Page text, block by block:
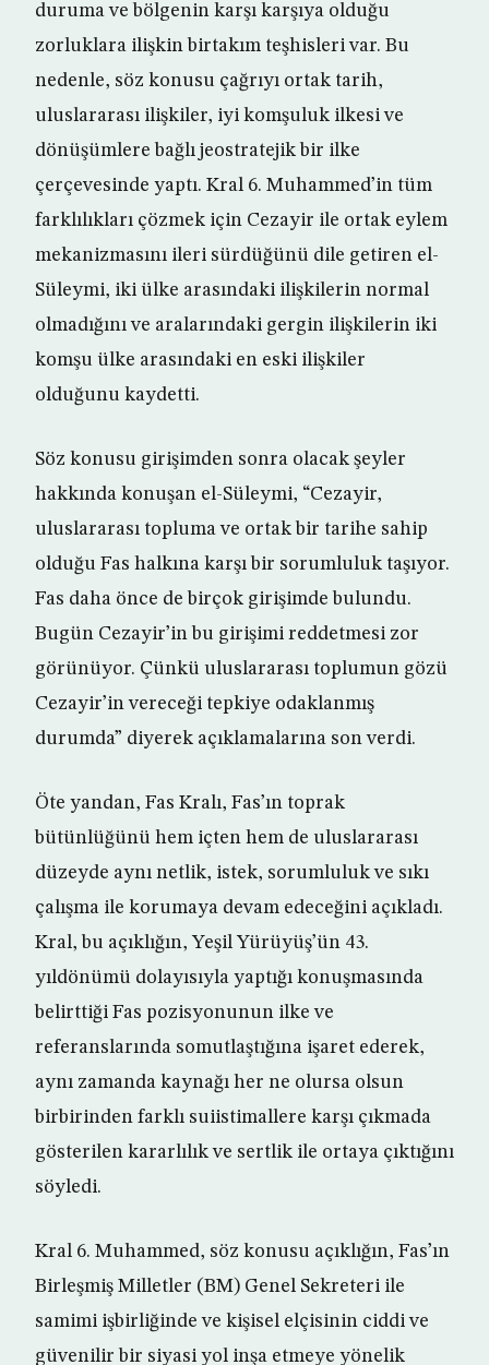
duruma ve bölgenin karşı karşıya olduğu
zorluklara ilişkin birtakım teşhisleri var. Bu
nedenle, söz konusu çağrıyı ortak tarih,
uluslararası ilişkiler, iyi komşuluk ilkesi ve
dönüşümlere bağlı jeostratejik bir ilke
çerçevesinde yaptı. Kral 6. Muhammed’in tüm
farklılıkları çözmek için Cezayir ile ortak eylem
mekanizmasını ileri sürdüğünü dile getiren el-
Süleymi, iki ülke arasındaki ilişkilerin normal
olmadığını ve aralarındaki gergin ilişkilerin iki
komşu ülke arasındaki en eski ilişkiler
olduğunu kaydetti.
Söz konusu girişimden sonra olacak şeyler
hakkında konuşan el-Süleymi, “Cezayir,
uluslararası topluma ve ortak bir tarihe sahip
olduğu Fas halkına karşı bir sorumluluk taşıyor.
Fas daha önce de birçok girişimde bulundu.
Bugün Cezayir’in bu girişimi reddetmesi zor
görünüyor. Çünkü uluslararası toplumun gözü
Cezayir’in vereceği tepkiye odaklanmış
durumda” diyerek açıklamalarına son verdi.
Öte yandan, Fas Kralı, Fas’ın toprak
bütünlüğünü hem içten hem de uluslararası
düzeyde aynı netlik, istek, sorumluluk ve sıkı
çalışma ile korumaya devam edeceğini açıkladı.
Kral, bu açıklığın, Yeşil Yürüyüş’ün 43.
yıldönümü dolayısıyla yaptığı konuşmasında
belirttiği Fas pozisyonunun ilke ve
referanslarında somutlaştığına işaret ederek,
aynı zamanda kaynağı her ne olursa olsun
birbirinden farklı suiistimallere karşı çıkmada
gösterilen kararlılık ve sertlik ile ortaya çıktığını
söyledi.
Kral 6. Muhammed, söz konusu açıklığın, Fas’ın
Birleşmiş Milletler (BM) Genel Sekreteri ile
samimi işbirliğinde ve kişisel elçisinin ciddi ve
güvenilir bir siyasi yol inşa etmeye yönelik